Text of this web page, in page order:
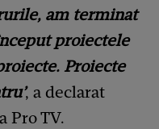
am terminat
proiectele
Proiecte
, a declarat
Pro TV.